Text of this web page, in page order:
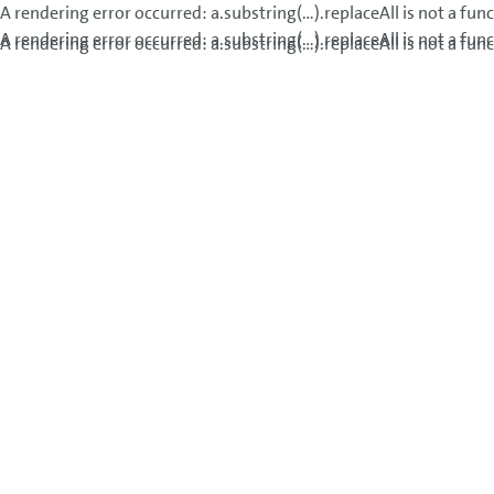
A rendering error occurred:a.substring(...).replaceAll is not a
A rendering error occurred:a.substring(...).replaceAll is not a
A rendering error occurred:a.substring(...).replaceAll is not a